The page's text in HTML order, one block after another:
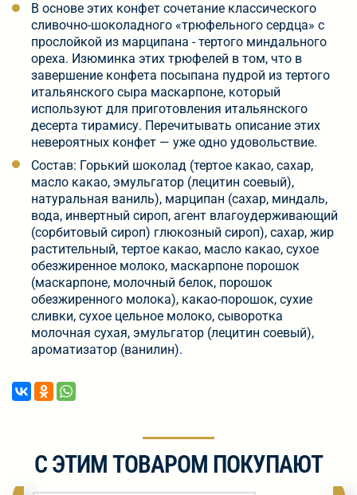
В основе этих конфет сочетание классического
сливочно-шоколадного «трюфельного сердца» с
прослойкой из марципана - тертого миндального
ореха. Изюминка этих трюфелей в том, что в
завершение конфета посыпана пудрой из тертого
итальянского сыра маскарпоне, который
используют для приготовления итальянского
десерта тирамису. Перечитывать описание этих
невероятных конфет — уже одно удовольствие.
Состав: Горький шоколад (тертое какао, сахар,
масло какао, эмульгатор (лецитин соевый),
натуральная ваниль), марципан (сахар, миндаль,
вода, инвертный сироп, агент влагоудерживающий
(сорбитовый сироп) глюкозный сироп), сахар, жир
растительный, тертое какао, масло какао, сухое
обезжиренное молоко, маскарпоне порошок
(маскарпоне, молочный белок, порошок
обезжиренного молока), какао-порошок, сухие
сливки, сухое цельное молоко, сыворотка
молочная сухая, эмульгатор (лецитин соевый),
ароматизатор (ванилин).
С ЭТИМ ТОВАРОМ ПОКУПАЮТ